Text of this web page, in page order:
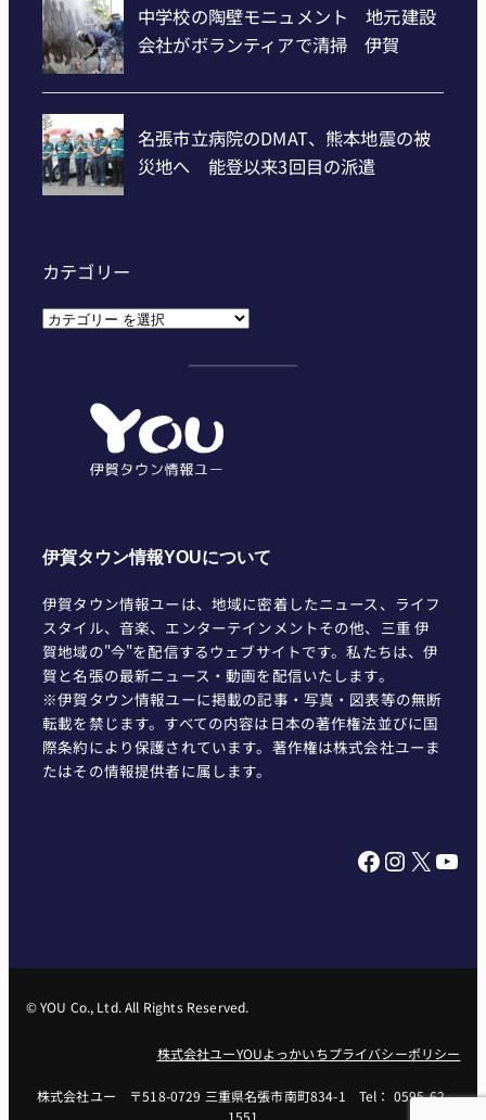
カテゴリー
カ
伊賀タウン情報YOUについて
伊賀タウン情報ユーは、地域に密着したニュース、ライフ
スタイル、音楽、エンターテインメントその他、三重 伊
賀地域の"今"を配信するウェブサイトです。私たちは、伊
賀と名張の最新ニュース・動画を配信いたします。
※伊賀タウン情報ユーに掲載の記事・写真・図表等の無断
転載を禁じます。すべての内容は日本の著作権法並びに国
際条約により保護されています。著作権は株式会社ユーま
たはその情報提供者に属します。
Facebook InstagramX YouTube
© YOU Co., Ltd. All Rights Reserved.
株式会社ユーYOUよっかいちプライバシーポリシー
株式会社ユー 〒518-0729 三重県名張市南町834-1 Tel： 0595-62-